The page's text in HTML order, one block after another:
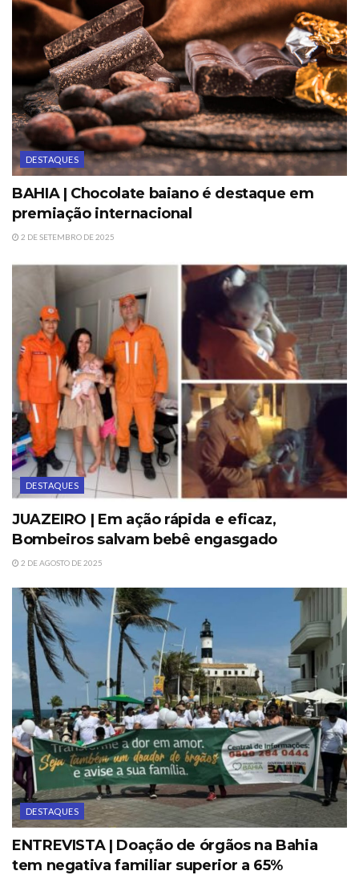
DESTAQUES
BAHIA | Chocolate baiano é destaque em
premiação internacional
2 DE SETEMBRO DE 2025
DESTAQUES
JUAZEIRO | Em ação rápida e eficaz,
Bombeiros salvam bebê engasgado
2 DE AGOSTO DE 2025
DESTAQUES
ENTREVISTA | Doação de órgãos na Bahia
tem negativa familiar superior a 65%